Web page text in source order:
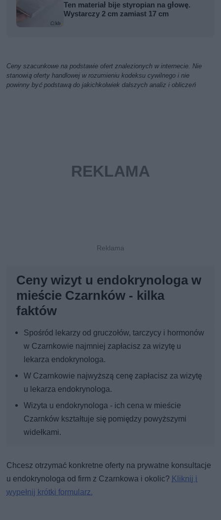
Ten materiał bije styropian na głowę.
Wystarczy 2 cm zamiast 17 cm
Ceny szacunkowe na podstawie ofert znalezionych w internecie. Nie
stanowią oferty handlowej w rozumieniu kodeksu cywilnego i nie
powinny być podstawą do jakichkolwiek dalszych analiz i obliczeń
Ceny wizyt u endokrynologa w
mieście Czarnków - kilka
faktów
Spośród lekarzy od gruczołów, tarczycy i hormonów
w Czarnkowie najmniej zapłacisz za wizytę u
lekarza endokrynologa.
W Czarnkowie najwyższą cenę zapłacisz za wizytę
u lekarza endokrynologa.
Wizyta u endokrynologa - ich cena w mieście
Czarnków kształtuje się pomiędzy powyższymi
widełkami.
Chcesz otrzymać konkretne oferty na prywatne konsultacje
u endokrynologa od firm z Czarnkowa i okolic? Kliknij i
wypełnij krótki formularz.